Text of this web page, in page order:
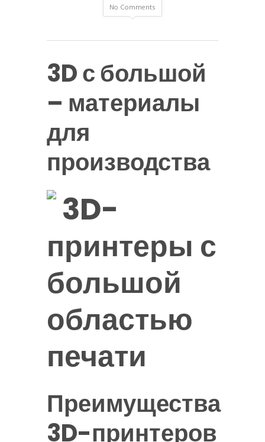
No Comments
3D с большой
– материалы
для
производства
3D-
принтеры с
большой
областью
печати
Преимущества
3D-принтеров